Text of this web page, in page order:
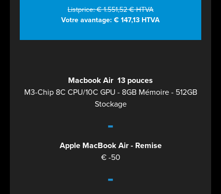
Listprice: € 1.551,52 € HTVA
Votre avantage: € 147,13 HTVA
Macbook Air 13 pouces
M3-Chip 8C CPU/10C GPU - 8GB Mémoire - 512GB
Stockage
-
Apple MacBook Air - Remise
€ -50
-